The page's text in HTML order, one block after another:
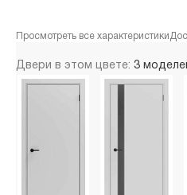
Просмотреть все характеристики
Двери в этом цвете: 3